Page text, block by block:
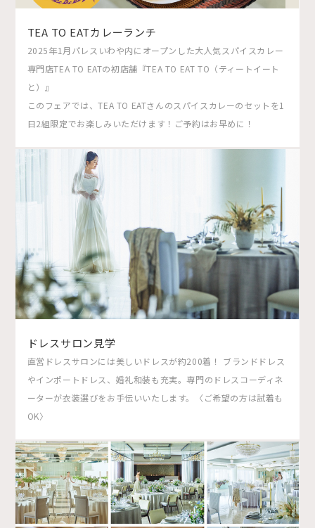
TEA TO EATカレーランチ
2025年1月パレスいわや内にオープンした大人気スパイスカレー
専門店TEA TO EATの初店舗『TEA TO EAT TO（ティートイート
と）』
このフェアでは、TEA TO EATさんのスパイスカレーのセットを1
日2組限定でお楽しみいただけます！ご予約はお早めに！
ドレスサロン見学
直営ドレスサロンには美しいドレスが約200着！ ブランドドレス
やインポートドレス、婚礼和装も充実。専門のドレスコーディネ
ーターが衣装選びをお手伝いいたします。〈ご希望の方は試着も
OK〉